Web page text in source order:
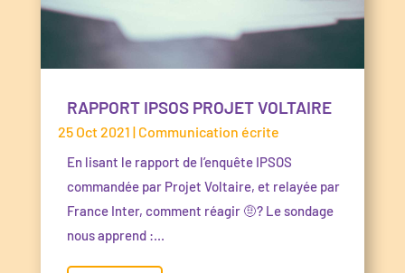
RAPPORT IPSOS PROJET VOLTAIRE
25 Oct 2021 | Communication écrite
En lisant le rapport de l’enquête IPSOS
commandée par Projet Voltaire, et relayée par
France Inter, comment réagir 🤨? Le sondage
nous apprend :...